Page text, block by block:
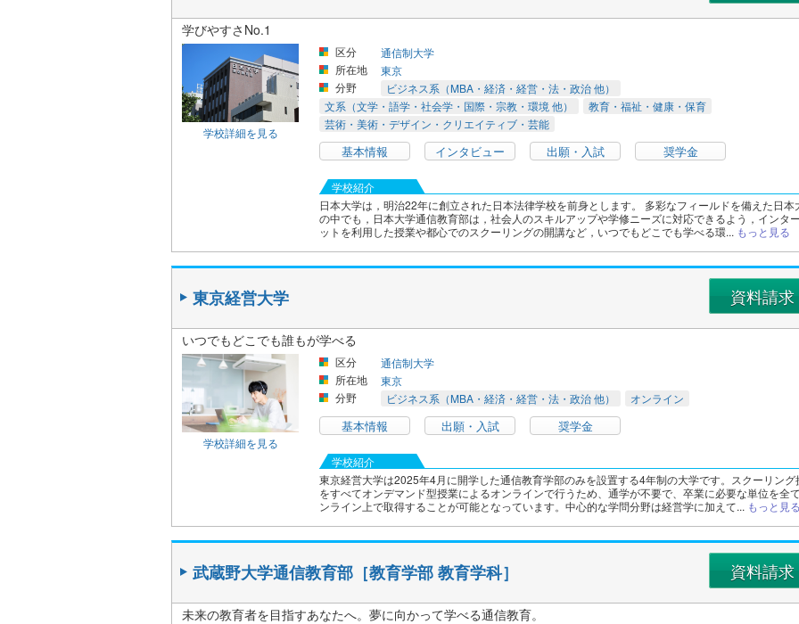
学びやすさNo.1
学校詳細を見る
区分
通信制大学
所在地
東京
分野
ビジネス系（MBA・経済・経営・法・政治 他）
文系（文学・語学・社会学・国際・宗教・環境 他）
教育・福祉・健康・保育
芸術・美術・デザイン・クリエイティブ・芸能
基本情報 インタビュー 出願・入試 奨学金
学校紹介
日本大学は，明治22年に創立された日本法律学校を前身とします。 多彩なフィールドを備えた日本
の中でも，日本大学通信教育部は，社会人のスキルアップや学修ニーズに対応できるよう，インタ
ットを利用した授業や都心でのスクーリングの開講など，いつでもどこでも学べる環... もっと見る
東京経営大学 資料請求
いつでもどこでも誰もが学べる
学校詳細を見る
区分
通信制大学
所在地
東京
分野
ビジネス系（MBA・経済・経営・法・政治 他） オンライン
基本情報 出願・入試 奨学金
学校紹介
東京経営大学は2025年4月に開学した通信教育学部のみを設置する4年制の大学です。スクーリング
をすべてオンデマンド型授業によるオンラインで行うため、通学が不要で、卒業に必要な単位を全
ンライン上で取得することが可能となっています。中心的な学問分野は経営学に加えて... もっと見る
武蔵野大学通信教育部［教育学部 教育学科］ 資料請求
未来の教育者を目指すあなたへ。夢に向かって学べる通信教育。